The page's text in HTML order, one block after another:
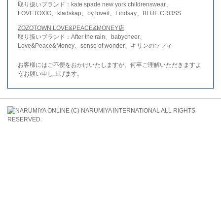
取り扱いブランド：kate spade new york childrenswear、
LOVETOXIC、kladskap、by loveit、Lindsay、BLUE CROSS
ZOZOTOWN LOVE&PEACE&MONEY店
取り扱いブランド：After the rain、babycheer、
Love&Peace&Money、sense of wonder、キリンのソフィ
お客様にはご不便をおかけいたしますが、何卒ご理解いただきますよ
うお願い申し上げます。